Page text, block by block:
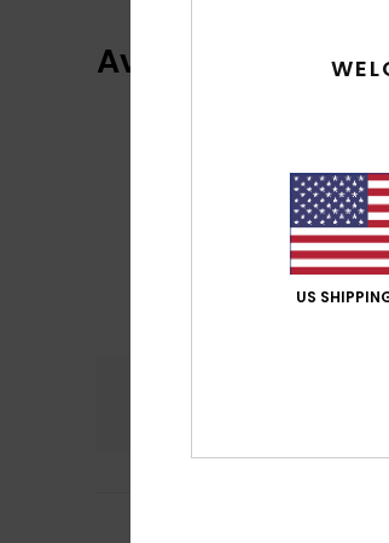
Avis clients
US